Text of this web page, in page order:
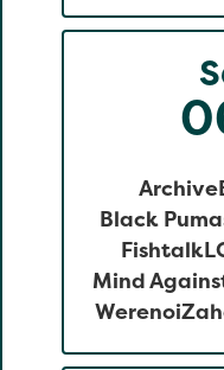
Archive
Black
Fishtalk
Mind
Werenoi